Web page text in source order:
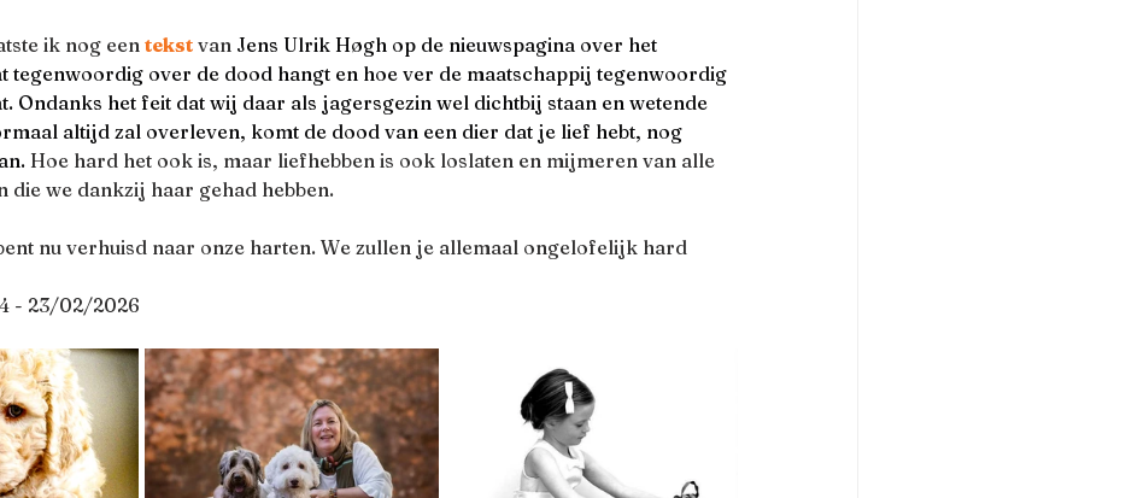
ik nog een tekst van Jens Ulrik Høgh op de nieuwspagina over het
tegenwoordig over de dood hangt en hoe ver de maatschappij tegenwoordig
Ondanks het feit dat wij daar als jagersgezin wel dichtbij staan en wetende
altijd zal overleven, komt de dood van een dier dat je lief hebt, nog
Hoe hard het ook is, maar liefhebben is ook loslaten en mijmeren van alle
die we dankzij haar gehad hebben.
nu verhuisd naar onze harten. We zullen je allemaal ongelofelijk hard
- 23/02/2026